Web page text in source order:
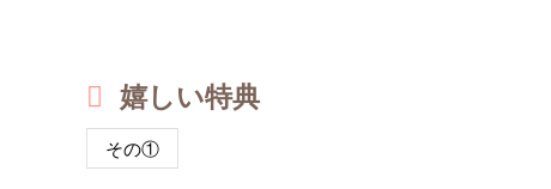
嬉しい特典
その①